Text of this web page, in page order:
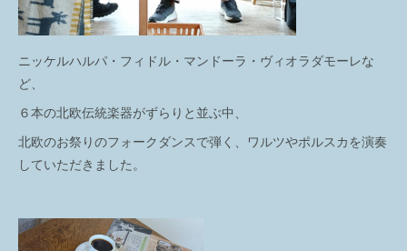
ニッケルハルパ・フィドル・マンドーラ・ヴィオラダモーレな
ど、
６本の北欧伝統楽器がずらりと並ぶ中、
北欧のお祭りのフォークダンスで弾く、ワルツやポルスカを演奏
していただきました。